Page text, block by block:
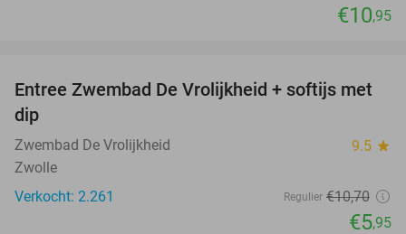
€10,95
44%
Entree Zwembad De Vrolijkheid + softijs met
dip
Zwembad De Vrolijkheid 9.5 star
Zwolle
Verkocht: 2.261
Regulier €10,70
€5,95